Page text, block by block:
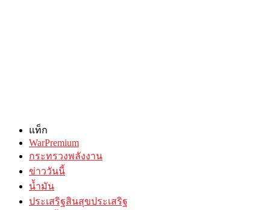
แท็ก
WarPremium
กระทรวงพลังงาน
ข่าววันนี้
น้ำมัน
ประเสริฐสินสุขประเสริฐ